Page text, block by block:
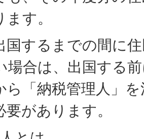
す。
国するまでの間に
場合は、出国する
ら「納税管理人」
があります。